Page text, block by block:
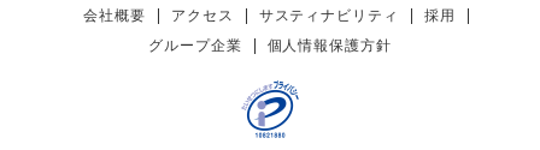
会社概要 アクセス サスティナビリティ
採用
グループ企業
個人情報保護方針